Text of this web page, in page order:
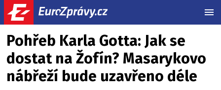
Pohřeb Karla Gotta: Jak se
dostat na Žofín? Masarykovo
nábřeží bude uzavřeno déle